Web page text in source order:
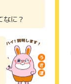
なに？